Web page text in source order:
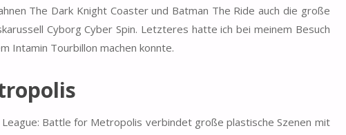
The Dark Knight Coaster und Batman The Ride auch die große
Cyborg Cyber Spin. Letzteres hatte ich bei meinem Besuch
Intamin Tourbillon machen konnte.
Battle for Metropolis verbindet große plastische Szenen mit